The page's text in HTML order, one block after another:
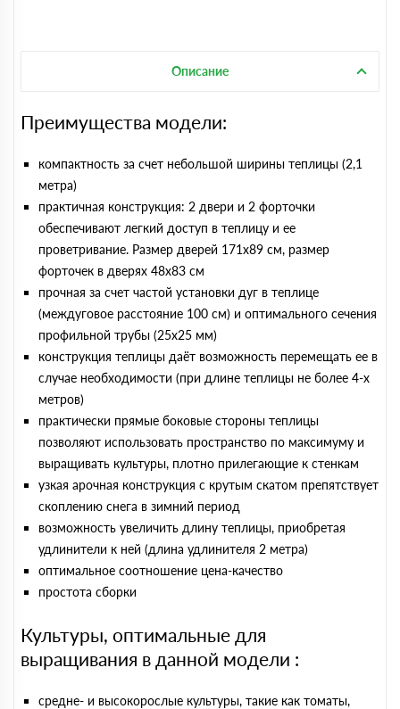
Описание
Преимущества модели:
компактность за счет небольшой ширины теплицы (2,1
метра)
практичная конструкция: 2 двери и 2 форточки
обеспечивают легкий доступ в теплицу и ее
проветривание. Размер дверей 171х89 cм, размер
форточек в дверях 48х83 см
прочная за счет частой установки дуг в теплице
(междуговое расстояние 100 см) и оптимального сечения
профильной трубы (25х25 мм)
конструкция теплицы даёт возможность перемещать ее в
случае необходимости (при длине теплицы не более 4-х
метров)
практически прямые боковые стороны теплицы
позволяют использовать пространство по максимуму и
выращивать культуры, плотно прилегающие к стенкам
узкая арочная конструкция с крутым скатом препятствует
скоплению снега в зимний период
возможность увеличить длину теплицы, приобретая
удлинители к ней (длина удлинителя 2 метра)
оптимальное соотношение цена-качество
простота сборки
Культуры, оптимальные для
выращивания в данной модели :
средне- и высокорослые культуры, такие как томаты,